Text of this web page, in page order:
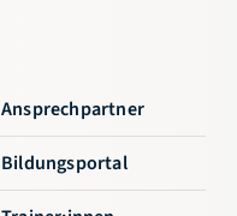
Ansprechpartner
Bildungsportal